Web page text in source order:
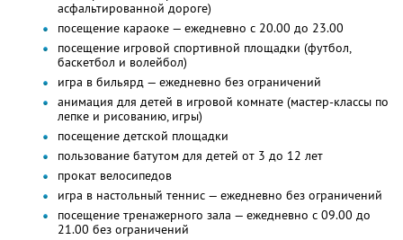
асфальтированной дороге)
посещение караоке — ежедневно с 20.00 до 23.00
посещение игровой спортивной площадки (футбол,
баскетбол и волейбол)
игра в бильярд — ежедневно без ограничений
анимация для детей в игровой комнате (мастер-классы по
лепке и рисованию, игры)
посещение детской площадки
пользование батутом для детей от 3 до 12 лет
прокат велосипедов
игра в настольный теннис — ежедневно без ограничений
посещение тренажерного зала — ежедневно с 09.00 до
21.00 без ограничений